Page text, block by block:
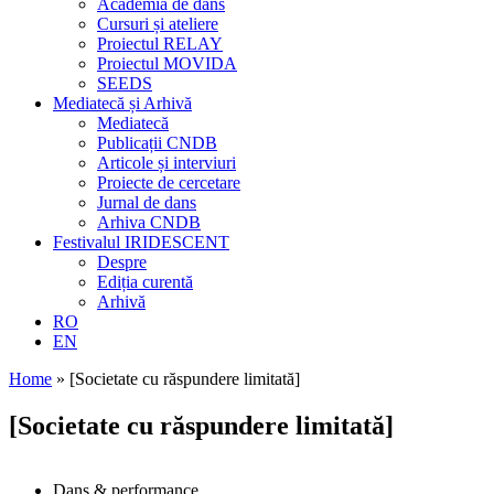
Academia de dans
Cursuri și ateliere
Proiectul RELAY
Proiectul MOVIDA
SEEDS
Mediatecă și Arhivă
Mediatecă
Publicații CNDB
Articole și interviuri
Proiecte de cercetare
Jurnal de dans
Arhiva CNDB
Festivalul IRIDESCENT
Despre
Ediția curentă
Arhivă
RO
EN
Home » [Societate cu răspundere limitată]
[Societate cu răspundere limitată]
Dans & performance